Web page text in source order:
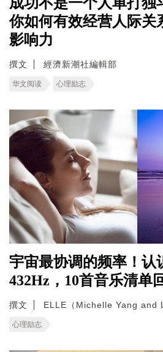
你如何有效经营人际关
影响力
撰文 經濟新潮社編輯部
华文阅读 心理励志
宇宙最协调的频率！认
432Hz，10首音乐清单
撰文 ELLE（Michelle Yang and
心理励志